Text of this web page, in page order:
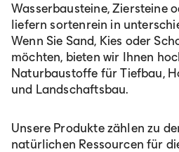
Wasserbausteine, Ziersteine
liefern sortenrein in
Wenn Sie Sand, Kies oder
möchten, bieten wir Ihnen
Naturbaustoffe für Tiefbau,
und Landschaftsbau.
Unsere Produkte zählen zu
natürlichen Ressourcen für
Deutschland
Deutsch